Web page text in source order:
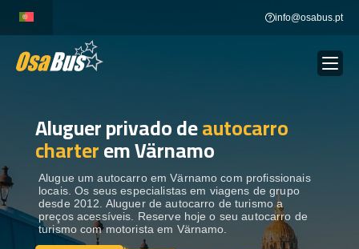
content
info@osabus.pt
ALUGUER DE AUTOCARROS
DESTINOS
FROTA
Aluguer privado deautocarro
charterem Värnamo
Alugue um autocarro em Värnamo com profissionais
locais. Os seus especialistas em viagens de grupo
desde 2012. Aluguer de autocarro de turismo a
preços acessíveis. Reserve hoje o seu autocarro de
turismo com motorista em Värnamo.